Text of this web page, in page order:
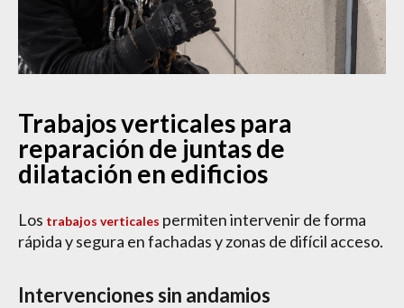
Trabajos verticales para
reparación de juntas de
dilatación en edificios
Los trabajos verticales permiten intervenir de forma
rápida y segura en fachadas y zonas de difícil acceso.
Intervenciones sin andamios